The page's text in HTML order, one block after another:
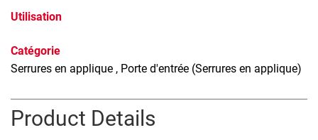
Utilisation
Catégorie
Serrures en applique , Porte d'entrée (Serrures en applique)
Product Details